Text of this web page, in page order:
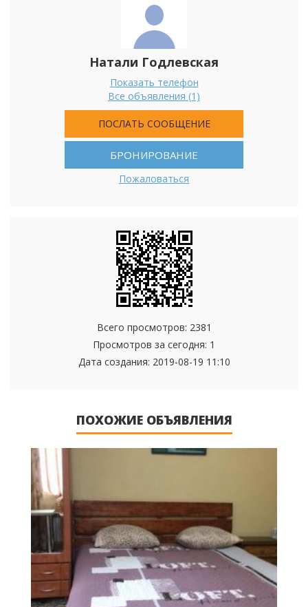
Натали Годлевская
Показать телефон
Все объявления (1)
ПОСЛАТЬ СООБЩЕНИЕ
БРОНИРОВАНИЕ
Пожаловаться
Всего просмотров: 2381
Просмотров за сегодня: 1
Дата создания: 2019-08-19 11:10
ПОХОЖИЕ ОБЪЯВЛЕНИЯ